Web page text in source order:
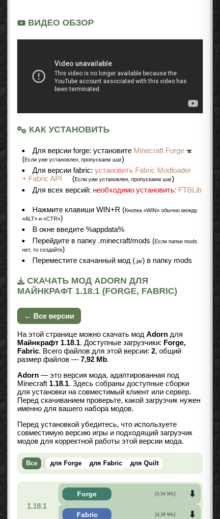
ВИДЕО ОБЗОР
КАК УСТАНОВИТЬ
Для версии forge: установите Minecraft Forge
(Если уже установлен, пропускаем шаг)
Для версии fabric: установить Fabric Modloader
+ Fabric API (Если уже установлен, пропускаем шаг)
Для всех версий: необходимо установить: FTBLib
Нажмите клавиши WIN+R (Кнопка «WIN» обычно между
«ALT» и «CTR»)
В окне введите %appdata%
Перейдите в папку .minecraft/mods (Если папки mods
нет, то создайте)
Переместите скачанный мод ( .jar) в папку mods
СКАЧАТЬ МОД ADORN ДЛЯ
МАЙНКРАФТ 1.18.1 (FORGE, FABRIC)
← Все версии
На этой странице можно скачать мод Adorn для
Майнкрафт 1.18.1. Доступные загрузчики: Forge,
Fabric. Всего файлов для этой версии: 2, общий
размер файлов — 7,92 Mb.
Adorn — это версия мода, адаптированная под
Minecraft 1.18.1. Здесь собраны доступные сборки
для установки на совместимый клиент или сервер.
Перед скачиванием проверьте, какой загрузчик нужен
именно для вашего набора модов.
Перед установкой убедитесь, что используете
совместимую версию игры и подходящий загрузчик
модов для корректной работы этой версии мода.
Все для Forge для Fabric для Quilt
1.18.1
Forge [3,54 Mb]
Fabric [4,38 Mb]